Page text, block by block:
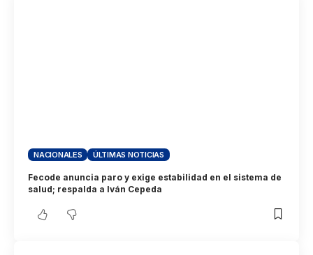
NACIONALES ÚLTIMAS NOTICIAS
Fecode anuncia paro y exige estabilidad en el sistema de
salud; respalda a Iván Cepeda